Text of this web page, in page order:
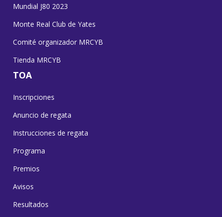
Mundial J80 2023
Monte Real Club de Yates
Comité organizador MRCYB
Tienda MRCYB
TOA
Inscripciones
Anuncio de regata
Instrucciones de regata
Programa
Premios
Avisos
Resultados